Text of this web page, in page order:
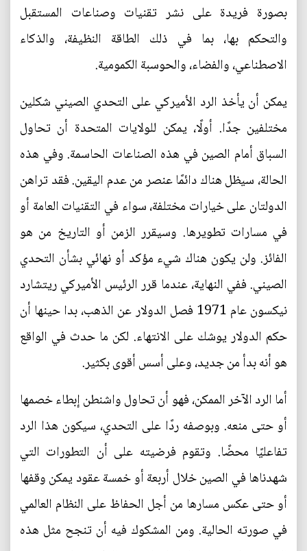
بصورة فريدة على نشر تقنيات وصناعات المستقبل
والتحكم بها، بما في ذلك الطاقة النظيفة، والذكاء
الاصطناعي، والفضاء، والحوسبة الكمومية.
يمكن أن يأخذ الرد الأميركي على التحدي الصيني شكلين
مختلفين جدًا. أولًا، يمكن للولايات المتحدة أن تحاول
السباق أمام الصين في هذه الصناعات الحاسمة. وفي هذه
الحالة، سيظل هناك دائمًا عنصر من عدم اليقين. فقد تراهن
الدولتان على خيارات مختلفة، سواء في التقنيات العامة أو
في مسارات تطويرها. وسيقرر الزمن أو التاريخ من هو
الفائز. ولن يكون هناك شيء مؤكد أو نهائي بشأن التحدي
الصيني. ففي النهاية، عندما قرر الرئيس الأميركي ريتشارد
نيكسون عام 1971 فصل الدولار عن الذهب، بدا حينها أن
حكم الدولار يوشك على الانتهاء. لكن ما حدث في الواقع
هو أنه بدأ من جديد، وعلى أسس أقوى بكثير.
أما الرد الآخر الممكن، فهو أن تحاول واشنطن إبطاء خصمها
أو حتى منعه. وبوصفه ردًا على التحدي، سيكون هذا الرد
تفاعليًا محضًا. وتقوم فرضيته على أن التطورات التي
شهدناها في الصين خلال أربعة أو خمسة عقود يمكن وقفها
أو حتى عكس مسارها من أجل الحفاظ على النظام العالمي
في صورته الحالية. ومن المشكوك فيه أن تنجح مثل هذه